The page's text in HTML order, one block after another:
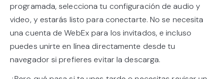
programada, selecciona tu configuración de audio y
video, y estarás listo para conectarte. No se necesita
una cuenta de WebEx para los invitados, e incluso
puedes unirte en línea directamente desde tu
navegador si prefieres evitar la descarga.